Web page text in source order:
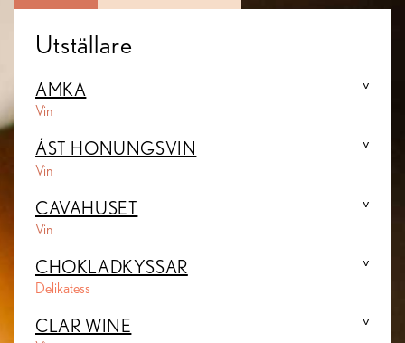
Utställare
AMKA
Vin
ÁST HONUNGSVIN
Vin
CAVAHUSET
Vin
CHOKLADKYSSAR
Delikatess
CLAR WINE